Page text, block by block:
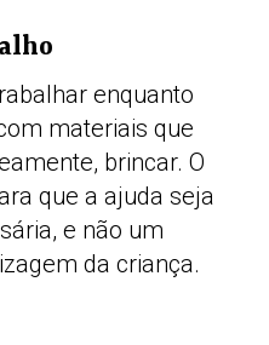
enquanto
materiais que
brincar. O
que a ajuda seja
e não um
da criança.